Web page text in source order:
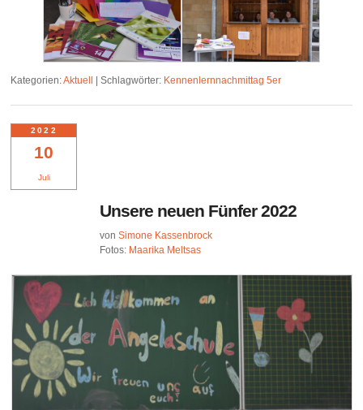
Kategorien:Aktuell |Schlagwörter: Kennenlernnachmittag 5er
10
Juli
2022
Unsere neuen Fünfer 2022
vonSimone Kassenbrock
Fotos: Maarika Meltsas